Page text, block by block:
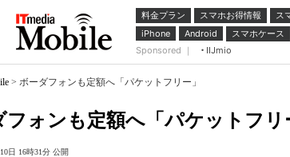
料金プラン スマホお得情報 ス
iPhone
Android スマホケース
Sponsored ｜
IIJmio
> ボーダフォンも定額へ「パケットフリー」
フォンも定額へ「パケットフリ
日 16時31分 公開